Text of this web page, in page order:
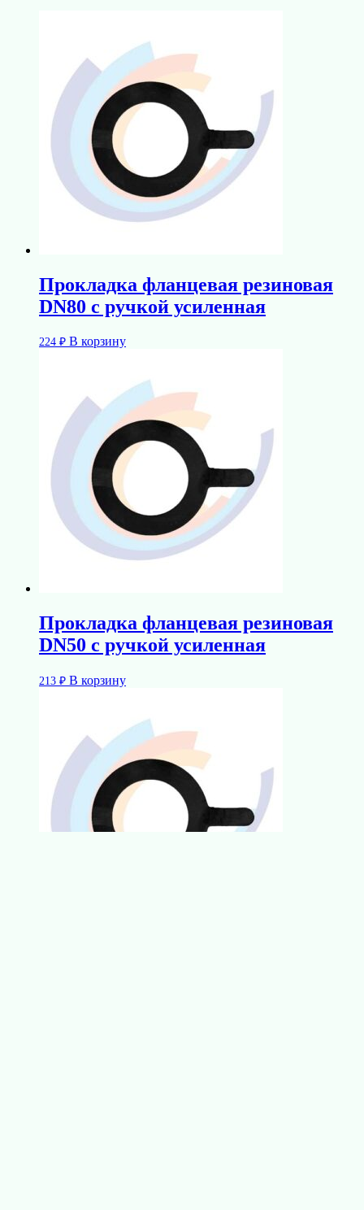
Прокладка фланцевая резиновая
DN80 с ручкой усиленная
224 ₽ В корзину
Прокладка фланцевая резиновая
DN50 с ручкой усиленная
213 ₽ В корзину